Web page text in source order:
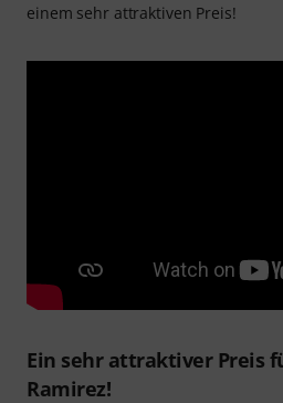
einem sehr attraktiven Preis!
Ein sehr attraktiver Preis
Ramirez!